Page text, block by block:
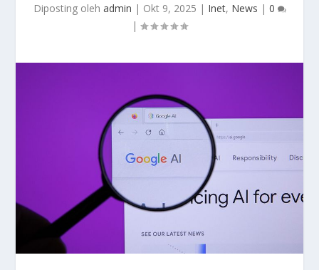
Diposting oleh admin | Okt 9, 2025 | Inet, News | 0
|